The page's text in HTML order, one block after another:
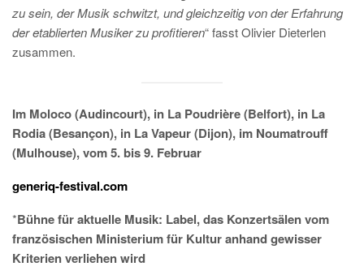
zu sein, der Musik schwitzt, und gleichzeitig von der Erfahrung
der etablierten Musiker zu profitieren“ fasst Olivier Dieterlen
zusammen.
Im Moloco (Audincourt), in La Poudrière (Belfort), in La
Rodia (Besançon), in La Vapeur (Dijon), im Noumatrouff
(Mulhouse), vom 5. bis 9. Februar
generiq-festival.com
*Bühne für aktuelle Musik: Label, das Konzertsälen vom
französischen Ministerium für Kultur anhand gewisser
Kriterien verliehen wird